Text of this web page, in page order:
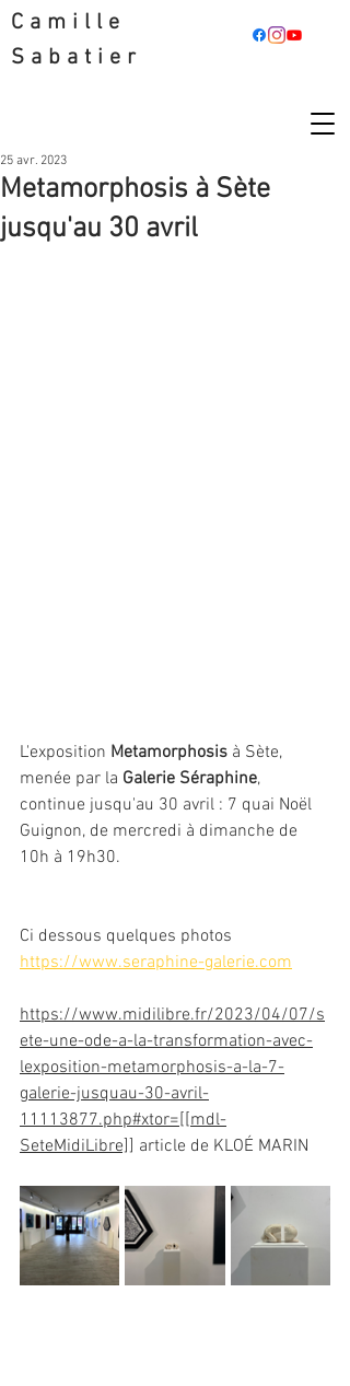
Camille
Sabatier
Metamorphosis à Sète
jusqu'au 30 avril
25 avr. 2023
L'exposition Metamorphosis à Sète,
menée par la Galerie Séraphine,
continue jusqu'au 30 avril : 7 quai Noël
Guignon, de mercredi à dimanche de
10h à 19h30.
Ci dessous quelques photos
https://www.seraphine-galerie.com
https://www.midilibre.fr/2023/04/07/s
ete-une-ode-a-la-transformation-avec-
lexposition-metamorphosis-a-la-7-
galerie-jusquau-30-avril-
11113877.php#xtor=[[mdl-
SeteMidiLibre]] article de KLOÉ MARIN